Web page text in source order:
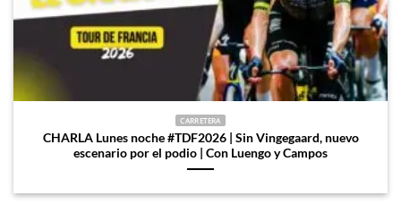
CARRETERA
CHARLA Lunes noche #TDF2026 | Sin Vingegaard, nuevo
escenario por el podio | Con Luengo y Campos